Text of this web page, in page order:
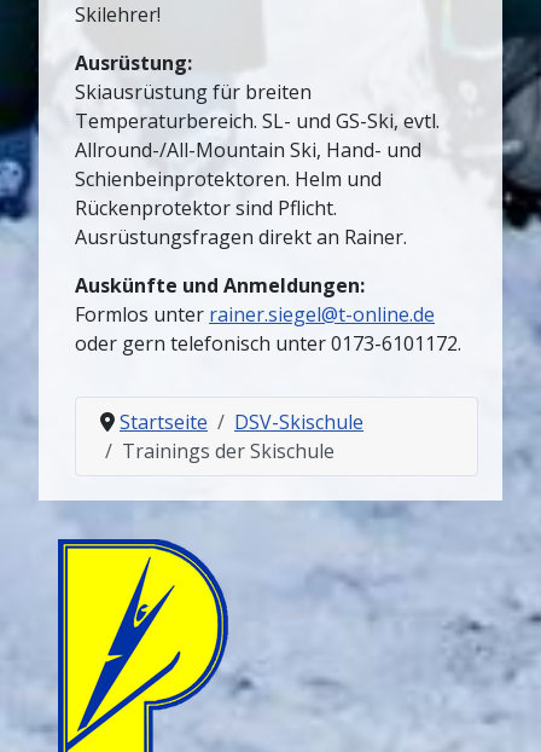
Skilehrer!
Ausrüstung:
Skiausrüstung für breiten
Temperaturbereich. SL- und GS-Ski, evtl.
Allround-/All-Mountain Ski, Hand- und
Schienbeinprotektoren. Helm und
Rückenprotektor sind Pflicht.
Ausrüstungsfragen direkt an Rainer.
Auskünfte und Anmeldungen:
Formlos unter rainer.siegel@t-online.de
oder gern telefonisch unter 0173-6101172.
Startseite
DSV-Skischule
Trainings der Skischule